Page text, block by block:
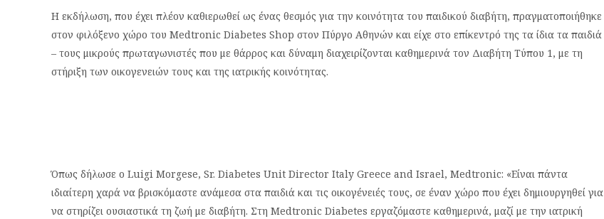
Η εκδήλωση, που έχει πλέον καθιερωθεί ως ένας θεσμός για την κοινότητα του παιδικού διαβήτη, πραγματοποιήθηκε
στον φιλόξενο χώρο του Medtronic Diabetes Shop στον Πύργο Αθηνών και είχε στο επίκεντρό της τα ίδια τα παιδιά
– τους μικρούς πρωταγωνιστές που με θάρρος και δύναμη διαχειρίζονται καθημερινά τον Διαβήτη Τύπου 1, με τη
στήριξη των οικογενειών τους και της ιατρικής κοινότητας.
Όπως δήλωσε ο Luigi Morgese, Sr. Diabetes Unit Director Italy Greece and Israel, Medtronic: «Είναι πάντα
ιδιαίτερη χαρά να βρισκόμαστε ανάμεσα στα παιδιά και τις οικογένειές τους, σε έναν χώρο που έχει δημιουργηθεί για
να στηρίζει ουσιαστικά τη ζωή με διαβήτη. Στη Medtronic Diabetes εργαζόμαστε καθημερινά, μαζί με την ιατρική